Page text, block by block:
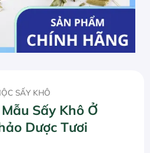
SẤY KHÔ
Sấy Khô Ở
Dược Tươi